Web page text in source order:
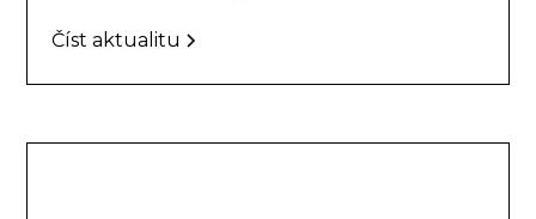
Číst aktualitu